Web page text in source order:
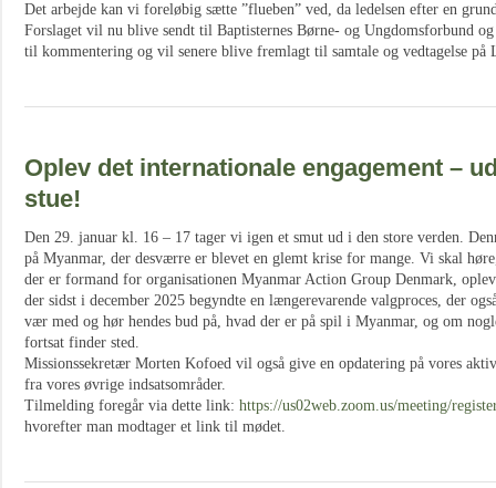
Det arbejde kan vi foreløbig sætte ”flueben” ved, da ledelsen efter en
Forslaget vil nu blive sendt til Baptisternes Børne- og Ungdomsforbund og
til kommentering og vil senere blive fremlagt til samtale og vedtagelse på
Oplev det internationale engagement –
stue!
Den 29. januar kl. 16 – 17 tager vi igen et smut ud i den store verden.
på Myanmar, der desværre er blevet en glemt krise for mange. Vi skal
der er formand for organisationen Myanmar Action Group Denmark,
der sidst i december 2025 begyndte en længerevarende valgproces, der
vær med og hør hendes bud på, hvad der er på spil i Myanmar, og om
fortsat finder sted.
Missionssekretær Morten Kofoed vil også give en opdatering på vores
fra vores øvrige indsatsområder.
Tilmelding foregår via dette link: https://us02web.zoom.us/meeting/
hvorefter man modtager et link til mødet.